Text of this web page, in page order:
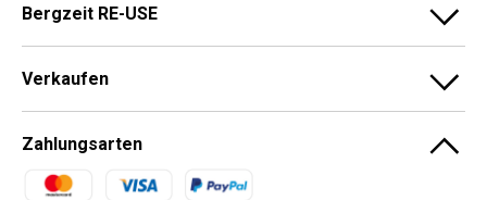
Bergzeit RE-USE
Verkaufen
Zahlungsarten
Zahlungsmethoden